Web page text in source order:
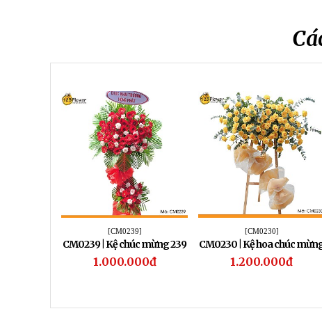
[CM0239]
CM0239 | Kệ chúc mừng 239
1.000.000đ
[CM0230]
CM0230 | Kệ hoa chúc
230
1.200.000đ